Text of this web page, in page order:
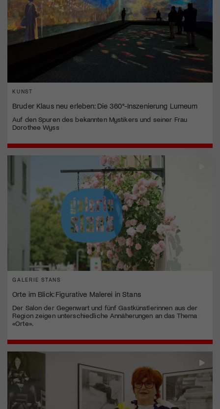
KUNST
Bruder Klaus neu erleben: Die 360°-Inszenierung Lumeum
Auf den Spuren des bekannten Mystikers und seiner Frau
Dorothee Wyss
GALERIE STANS
Orte im Blick: Figurative Malerei in Stans
Der Salon der Gegenwart und fünf Gastkünstlerinnen aus der
Region zeigen unterschiedliche Annäherungen an das Thema
«Orte».